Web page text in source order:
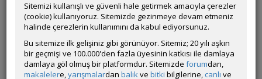
alikiranbaskesen
Çevrim Dışı
Gönderim Zamanı:07 Temmuz 2026 23:53
Sitemizi kullanışlı ve güvenli hale getirmek amacıyla çerezler
(cookie) kullanıyoruz. Sitemizde gezinmeye devam etmeniz
halinde çerezlerin kullanımını da kabul ediyorsunuz.
Bu sitemize ilk gelişiniz gibi görünüyor. Sitemiz; 20 yılı aşkın
bir geçmişi ve 100.000'den fazla üyesinin katkısı ile damlaya
damlaya göl olmuş bir platformdur. Sitemizde forumdan,
makalelere,yarışmalardan balıkve bitki bilgilerine, canlı ve